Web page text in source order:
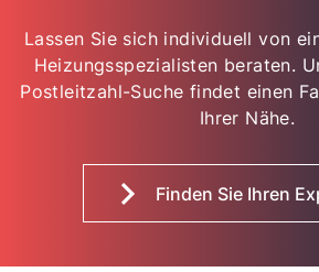
Lassen Sie sich individuell von
Heizungsspezialisten beraten.
Postleitzahl-Suche findet einen
Ihrer Nähe.
Finden Sie Ihren